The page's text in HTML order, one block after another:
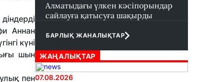
Аннан
күні
шын
пен
Алматыдағы үлкен кәсіпорындар
сайлауға қатысуға шақырды
БАРЛЫҚ ЖАНАЛЫҚТАР
ЖАҢАЛЫҚТАР
07.08.2026